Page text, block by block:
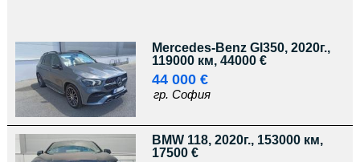
Mercedes-Benz Gl350, 2020г.,
119000 км, 44000 €
44 000 €
гр. София
BMW 118, 2020г., 153000 км,
17500 €